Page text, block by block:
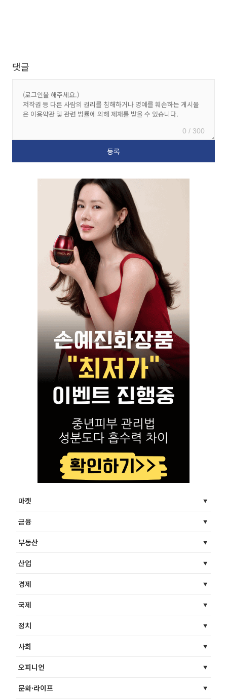
댓글
0 / 300
마켓
금융
부동산
산업
경제
국제
정치
사회
오피니언
문화·라이프